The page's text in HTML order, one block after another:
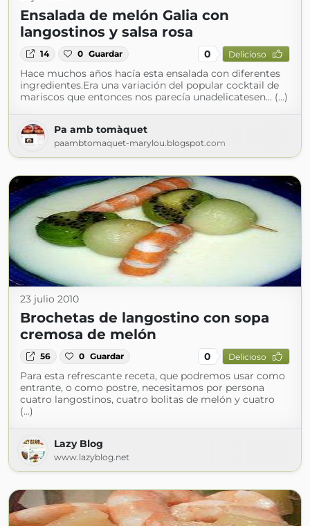
Ensalada de melón Galia con
langostinos y salsa rosa
14 0 Guardar 0 Delicioso
Hace muchos años hacía esta ensalada con diferentes
ingredientes.Era una variación del popular cocktail de
mariscos que entonces nos parecía unadelicatesen... (...)
Pa amb tomàquet
paambtomaquet-marylou.blogspot.com
23 julio 2010
Brochetas de langostino con sopa
cremosa de melón
56 0 Guardar 0 Delicioso
Para esta refrescante receta, que podremos usar como
entrante, o como postre, necesitamos por persona
cuatro langostinos, cuatro bolitas de melón y cuatro
(...)
Lazy Blog
www.lazyblog.net